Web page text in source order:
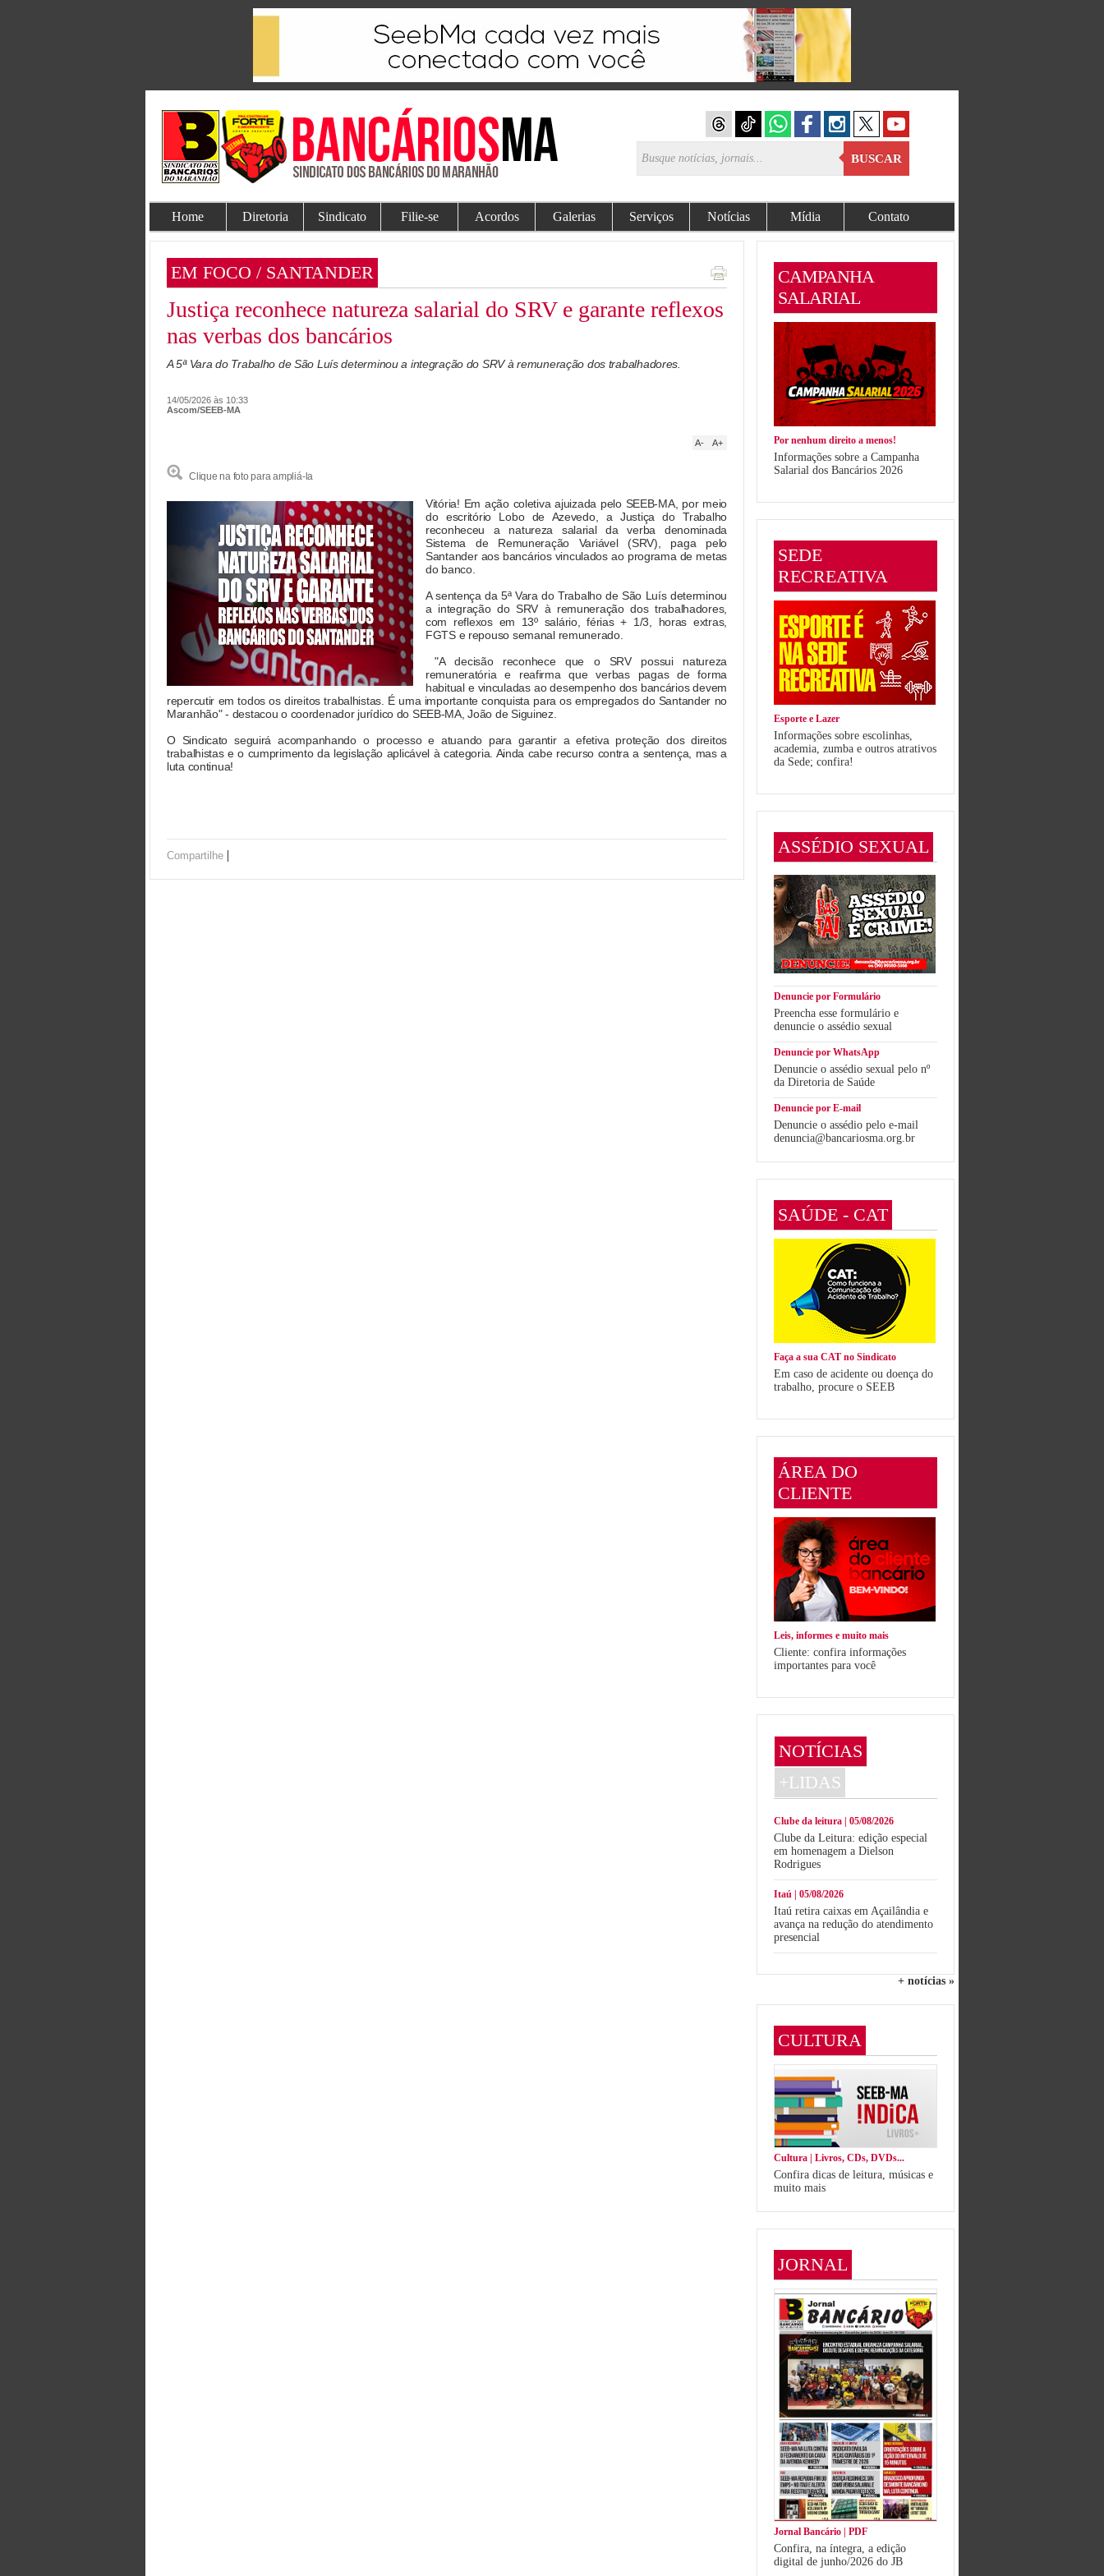
BUSCAR
Home Diretoria Sindicato Filie-se Acordos Galerias Serviços Notícias Mídia Contato
EM FOCO / SANTANDER
Justiça reconhece natureza salarial do SRV e garante reflexos
nas verbas dos bancários
A 5ª Vara do Trabalho de São Luís determinou a integração do SRV à remuneração dos trabalhadores.
14/05/2026 às 10:33
Ascom/SEEB-MA
A+
A-
Clique na foto para ampliá-la
Vitória! Em ação coletiva ajuizada pelo SEEB-MA, por meio
do escritório Lobo de Azevedo, a Justiça do Trabalho
reconheceu a natureza salarial da verba denominada
Sistema de Remuneração Variável (SRV), paga pelo
Santander aos bancários vinculados ao programa de metas
do banco.
A sentença da 5ª Vara do Trabalho de São Luís determinou
a integração do SRV à remuneração dos trabalhadores,
com reflexos em 13º salário, férias + 1/3, horas extras,
FGTS e repouso semanal remunerado.
"A decisão reconhece que o SRV possui natureza
remuneratória e reafirma que verbas pagas de forma
habitual e vinculadas ao desempenho dos bancários devem
repercutir em todos os direitos trabalhistas. É uma importante conquista para os empregados do Santander no
Maranhão" - destacou o coordenador jurídico do SEEB-MA, João de Siguinez.
O Sindicato seguirá acompanhando o processo e atuando para garantir a efetiva proteção dos direitos
trabalhistas e o cumprimento da legislação aplicável à categoria. Ainda cabe recurso contra a sentença, mas a
luta continua!
Compartilhe |
CAMPANHA
SALARIAL
Por nenhum direito a menos!
Informações sobre a Campanha
Salarial dos Bancários 2026
SEDE
RECREATIVA
Esporte e Lazer
Informações sobre escolinhas,
academia, zumba e outros atrativos
da Sede; confira!
ASSÉDIO SEXUAL
Denuncie por Formulário
Preencha esse formulário e
denuncie o assédio sexual
Denuncie por WhatsApp
Denuncie o assédio sexual pelo nº
da Diretoria de Saúde
Denuncie por E-mail
Denuncie o assédio pelo e-mail
denuncia@bancariosma.org.br
SAÚDE - CAT
Faça a sua CAT no Sindicato
Em caso de acidente ou doença do
trabalho, procure o SEEB
ÁREA DO
CLIENTE
Leis, informes e muito mais
Cliente: confira informações
importantes para você
NOTÍCIAS
+LIDAS
Clube da leitura | 05/08/2026
Clube da Leitura: edição especial
em homenagem a Dielson
Rodrigues
Itaú | 05/08/2026
Itaú retira caixas em Açailândia e
avança na redução do atendimento
presencial
+ notícias »
CULTURA
Cultura | Livros, CDs, DVDs...
Confira dicas de leitura, músicas e
muito mais
JORNAL
Jornal Bancário | PDF
Confira, na íntegra, a edição
digital de junho/2026 do JB